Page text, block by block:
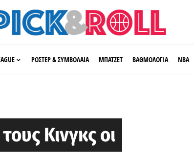
ΡΟΣΤΕΡ & ΣΥΜΒΟΛΑΙΑ ΜΠΑΤΖΕΤ ΒΑΘΜΟΛΟΓΙΑ ΝΒΑ
Κινγκς οι